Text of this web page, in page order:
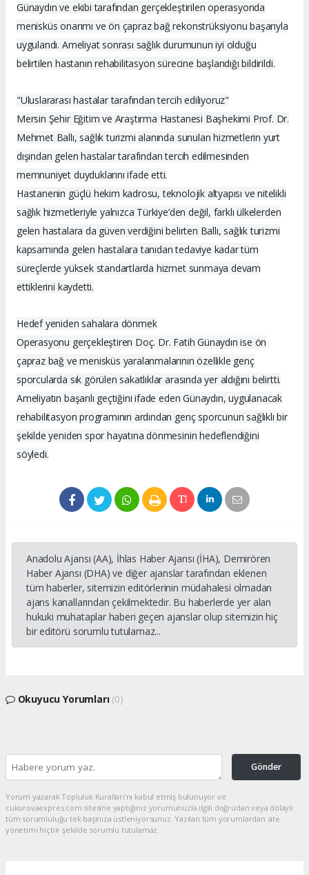
Günaydın ve ekibi tarafından gerçekleştirilen operasyonda
menisküs onarımı ve ön çapraz bağ rekonstrüksiyonu başarıyla
uygulandı. Ameliyat sonrası sağlık durumunun iyi olduğu
belirtilen hastanın rehabilitasyon sürecine başlandığı bildirildi.
"Uluslararası hastalar tarafından tercih ediliyoruz"
Mersin Şehir Eğitim ve Araştırma Hastanesi Başhekimi Prof. Dr.
Mehmet Ballı, sağlık turizmi alanında sunulan hizmetlerin yurt
dışından gelen hastalar tarafından tercih edilmesinden
memnuniyet duyduklarını ifade etti.
Hastanenin güçlü hekim kadrosu, teknolojik altyapısı ve nitelikli
sağlık hizmetleriyle yalnızca Türkiye’den değil, farklı ülkelerden
gelen hastalara da güven verdiğini belirten Ballı, sağlık turizmi
kapsamında gelen hastalara tanıdan tedaviye kadar tüm
süreçlerde yüksek standartlarda hizmet sunmaya devam
ettiklerini kaydetti.
Hedef yeniden sahalara dönmek
Operasyonu gerçekleştiren Doç. Dr. Fatih Günaydın ise ön
çapraz bağ ve menisküs yaralanmalarının özellikle genç
sporcularda sık görülen sakatlıklar arasında yer aldığını belirtti.
Ameliyatın başarılı geçtiğini ifade eden Günaydın, uygulanacak
rehabilitasyon programının ardından genç sporcunun sağlıklı bir
şekilde yeniden spor hayatına dönmesinin hedeflendiğini
söyledi.
Anadolu Ajansı (AA), İhlas Haber Ajansı (İHA), Demirören
Haber Ajansı (DHA) ve diğer ajanslar tarafından eklenen
tüm haberler, sitemizin editörlerinin müdahalesi olmadan
ajans kanallarından çekilmektedir. Bu haberlerde yer alan
hukuki muhataplar haberi geçen ajanslar olup sitemizin hiç
bir editörü sorumlu tutulamaz...
Okuyucu Yorumları (0)
Gönder
Yorum yazarak Topluluk Kuralları’nı kabul etmiş bulunuyor ve
cukurovaexpres.com sitesine yaptığınız yorumunuzla ilgili doğrudan veya dolaylı
tüm sorumluluğu tek başınıza üstleniyorsunuz. Yazılan tüm yorumlardan site
yönetimi hiçbir şekilde sorumlu tutulamaz.